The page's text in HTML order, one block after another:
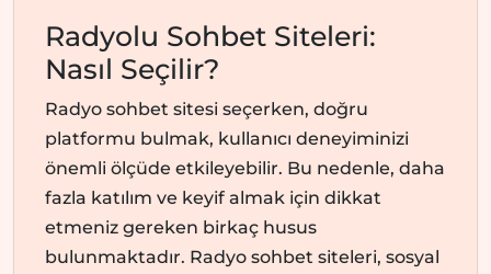
Radyolu Sohbet Siteleri:
Nasıl Seçilir?
Radyo sohbet sitesi seçerken, doğru
platformu bulmak, kullanıcı deneyiminizi
önemli ölçüde etkileyebilir. Bu nedenle, daha
fazla katılım ve keyif almak için dikkat
etmeniz gereken birkaç husus
bulunmaktadır. Radyo sohbet siteleri, sosyal